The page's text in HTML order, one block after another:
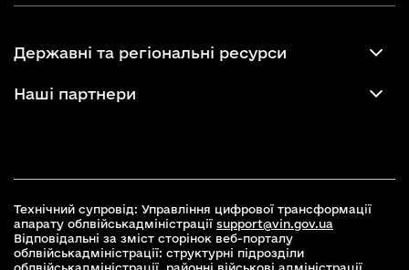
Державні та регіональні ресурси
Наші партнери
Технічний супровід: Управління цифрової трансформації
апарату облвійськадміністрації support@vin.gov.ua
Відповідальні за зміст сторінок веб-порталу
облвійськадміністрації: структурні підрозділи
облвійськадміністрації, районні військові адміністрації,